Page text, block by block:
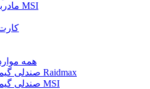
مادربرد گیمینگ MSI
همه
صندلی گیمینگ Raidmax
صندلی گیمینگ MSI